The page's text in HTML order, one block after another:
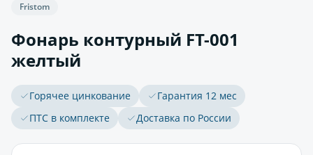
Fristom
Фонарь контурный FT-001
желтый
Горячее цинкование
Гарантия 12 мес
ПТС в комплекте
Доставка по России